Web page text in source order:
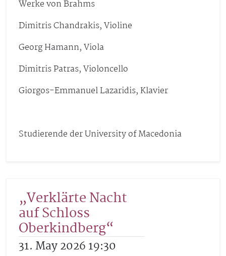
Werke von Brahms
Dimitris Chandrakis, Violine
Georg Hamann, Viola
Dimitris Patras, Violoncello
Giorgos-Emmanuel Lazaridis, Klavier
Studierende der University of Macedonia
„Verklärte Nacht
auf Schloss
Oberkindberg“
31. May 2026 19:30